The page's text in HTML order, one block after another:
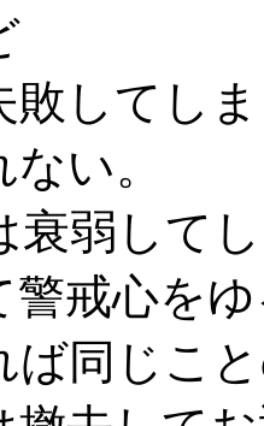
敗してし
い。
衰弱して
警戒心を
ば同じこ